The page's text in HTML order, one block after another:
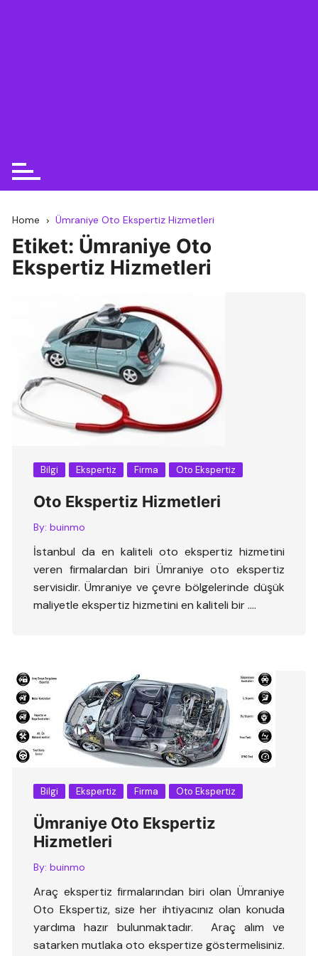
Home Ümraniye Oto Ekspertiz Hizmetleri
Etiket: Ümraniye Oto
Ekspertiz Hizmetleri
Bilgi Ekspertiz Firma Oto Ekspertiz
Oto Ekspertiz Hizmetleri
By: buinmo
İstanbul da en kaliteli oto ekspertiz hizmetini
veren firmalardan biri Ümraniye oto ekspertiz
servisidir. Ümraniye ve çevre bölgelerinde düşük
maliyetle ekspertiz hizmetini en kaliteli bir ….
Bilgi Ekspertiz Firma Oto Ekspertiz
Ümraniye Oto Ekspertiz
Hizmetleri
By: buinmo
Araç ekspertiz firmalarından biri olan Ümraniye
Oto Ekspertiz, size her ihtiyacınız olan konuda
yardıma hazır bulunmaktadır. Araç alım ve
satarken mutlaka oto ekspertize göstermelisiniz.